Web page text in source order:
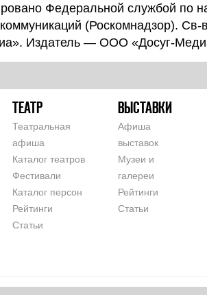
Федеральной службой по
(Роскомнадзор).
Издатель — ООО «Досуг-
ТЕАТР
Театральная
афиша
Каталог театров
Фестивали
Каталог персон
Рейтинги
Статьи
ВЫСТАВКИ
Афиша
выставок
Музеи и
галереи
Рейтинги
Статьи